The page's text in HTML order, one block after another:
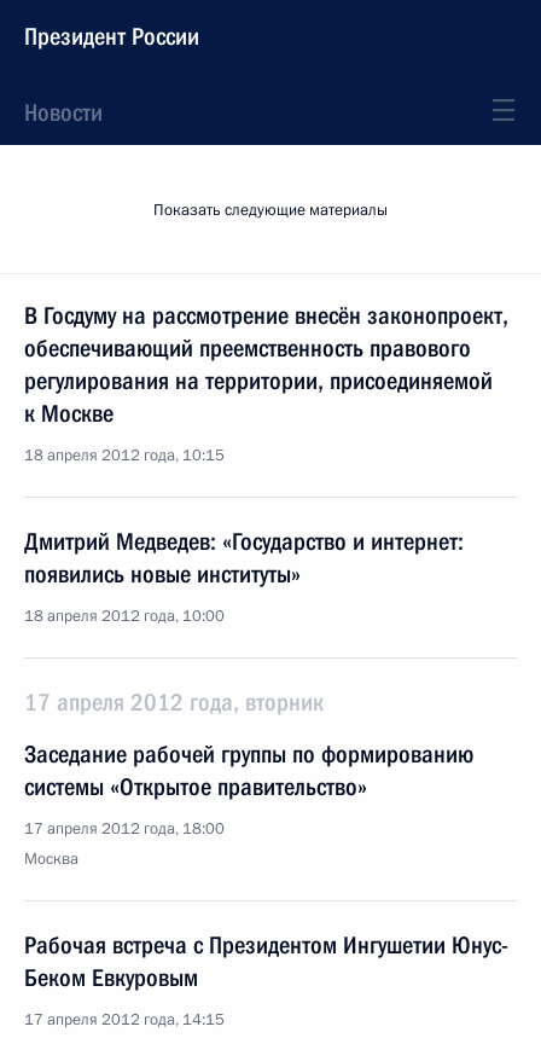
Президент России
Новости
Показать следующие материалы
В Госдуму на рассмотрение внесён законопроект,
обеспечивающий преемственность правового
регулирования на территории, присоединяемой
к Москве
18 апреля 2012 года, 10:15
Дмитрий Медведев: «Государство и интернет:
появились новые институты»
18 апреля 2012 года, 10:00
17 апреля 2012 года, вторник
Заседание рабочей группы по формированию
системы «Открытое правительство»
17 апреля 2012 года, 18:00
Москва
Рабочая встреча с Президентом Ингушетии Юнус-
Беком Евкуровым
17 апреля 2012 года, 14:15